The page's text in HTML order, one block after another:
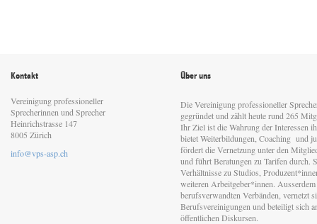
Kontakt
Vereinigung professioneller
Sprecherinnen und Sprecher
Heinrichstrasse 147
8005 Zürich
info@vps-asp.ch
Über uns
Die Vereinigung professioneller
gegründet und zählt heute rund 265
Ihr Ziel ist die Wahrung der Interessen
bietet Weiterbildungen, Coaching und
fördert die Vernetzung unter den
und führt Beratungen zu Tarifen durch.
Verhältnisse zu Studios,
weiteren Arbeitgeber*innen.
berufsverwandten Verbänden, vernetzt
Berufsvereinigungen und beteiligt sich
öffentlichen Diskursen.